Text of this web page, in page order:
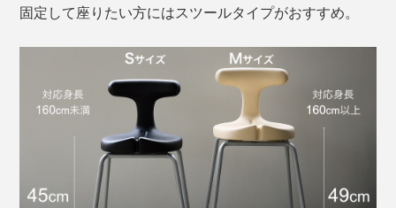
固定して座りたい方にはスツールタイプがおすすめ。